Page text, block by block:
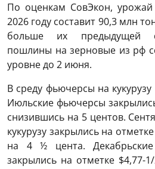
По оценкам СовЭкон,
2026 году составит 90,3 млн
больше их предыдущей
пошлины на зерновые из рф
уровне до 2 июня.
В среду фьючерсы на
Июльские фьючерсы
снизившись на 5 центов.
кукурузу закрылись на
на 4 ½ цента.
закрылись на отметке $4,77-